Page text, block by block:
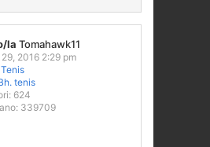
la Tomahawk11
2016 2:29 pm
Tenis
tenis
624
339709